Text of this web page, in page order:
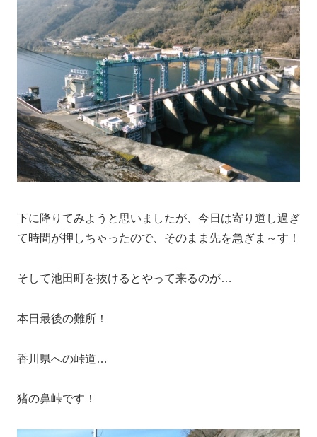
下に降りてみようと思いましたが、今日は寄り道し過ぎ
て時間が押しちゃったので、そのまま先を急ぎま～す！
そして池田町を抜けるとやって来るのが…
本日最後の難所！
香川県への峠道…
猪の鼻峠です！